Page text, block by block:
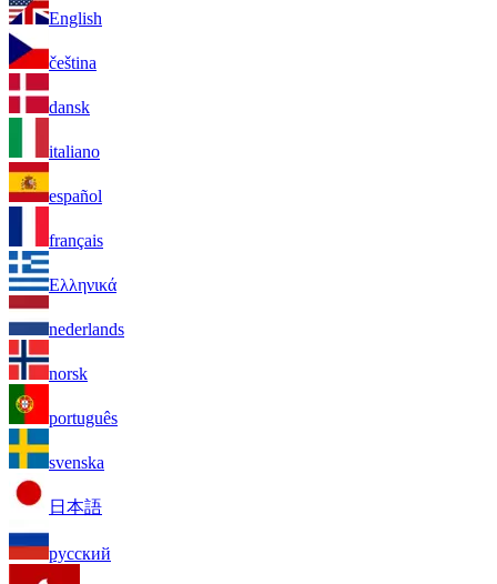
English
čeština
dansk
italiano
español
français
Ελληνικά
nederlands
norsk
português
svenska
日本語
русский